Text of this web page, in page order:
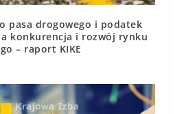
pasa drogowego i podatek
konkurencja i rozwój rynku
– raport KIKE